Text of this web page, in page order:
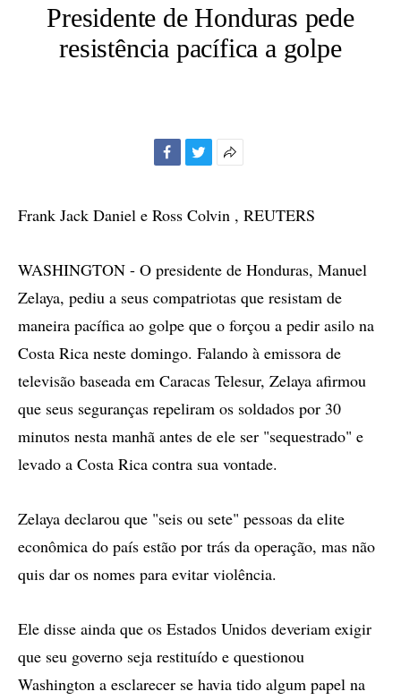
Presidente de Honduras pede
resistência pacífica a golpe
compartilhamento
Frank Jack Daniel e Ross Colvin , REUTERS
WASHINGTON - O presidente de Honduras, Manuel
Zelaya, pediu a seus compatriotas que resistam de
maneira pacífica ao golpe que o forçou a pedir asilo na
Costa Rica neste domingo. Falando à emissora de
televisão baseada em Caracas Telesur, Zelaya afirmou
que seus seguranças repeliram os soldados por 30
minutos nesta manhã antes de ele ser "sequestrado" e
levado a Costa Rica contra sua vontade.
Zelaya declarou que "seis ou sete" pessoas da elite
econômica do país estão por trás da operação, mas não
quis dar os nomes para evitar violência.
Ele disse ainda que os Estados Unidos deveriam exigir
que seu governo seja restituído e questionou
Washington a esclarecer se havia tido algum papel na